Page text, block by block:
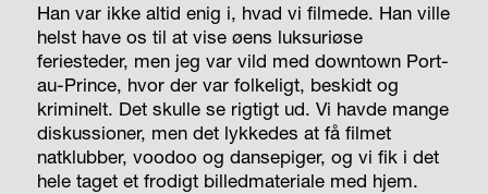
Han var ikke altid enig i, hvad vi filmede. Han ville
helst have os til at vise øens luksuriøse
feriesteder, men jeg var vild med downtown Port-
au-Prince, hvor der var folkeligt, beskidt og
kriminelt. Det skulle se rigtigt ud. Vi havde mange
diskussioner, men det lykkedes at få filmet
natklubber, voodoo og dansepiger, og vi fik i det
hele taget et frodigt billedmateriale med hjem.